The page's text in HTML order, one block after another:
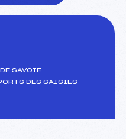
SAVOIE
DES SAISIES